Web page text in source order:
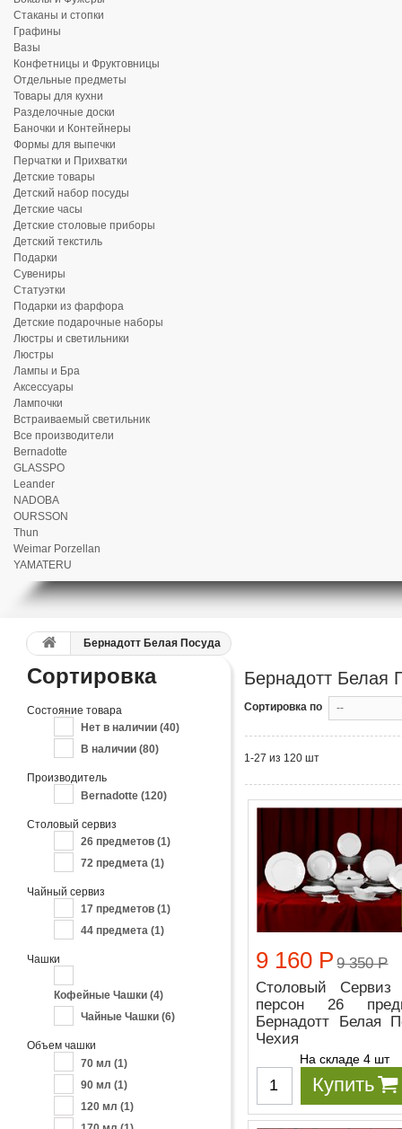
Стаканы и стопки
Графины
Вазы
Конфетницы и Фруктовницы
Отдельные предметы
Товары для кухни
Разделочные доски
Баночки и Контейнеры
Формы для выпечки
Перчатки и Прихватки
Детские товары
Детский набор посуды
Детские часы
Детские столовые приборы
Детский текстиль
Подарки
Сувениры
Статуэтки
Подарки из фарфора
Детские подарочные наборы
Люстры и светильники
Люстры
Лампы и Бра
Аксессуары
Лампочки
Встраиваемый светильник
Все производители
Bernadotte
GLASSPO
Leander
NADOBA
OURSSON
Thun
Weimar Porzellan
YAMATERU
Бернадотт Белая Посуда
Сортировка
Состояние товара
Нет в наличии (40)
В наличии (80)
Производитель
Bernadotte (120)
Столовый сервиз
26 предметов (1)
72 предмета (1)
Чайный сервиз
17 предметов (1)
44 предмета (1)
Чашки
Кофейные Чашки (4)
Чайные Чашки (6)
Объем чашки
70 мл (1)
90 мл (1)
120 мл (1)
Бернадотт Белая
Сортировка по --
1-27 из 120 шт
9 160 Р 9 350 Р
Столовый
персон 26
Бернадотт Белая
Чехия
На складе 4 шт
Купить